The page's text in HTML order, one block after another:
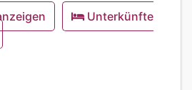
Unterkünfte